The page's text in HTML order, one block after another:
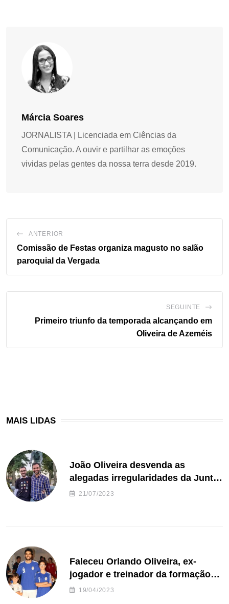
Márcia Soares
JORNALISTA | Licenciada em Ciências da
Comunicação. A ouvir e partilhar as emoções
vividas pelas gentes da nossa terra desde 2019.
ANTERIOR
Comissão de Festas organiza magusto no salão
paroquial da Vergada
SEGUINTE
Primeiro triunfo da temporada alcançando em
Oliveira de Azeméis
MAIS LIDAS
João Oliveira desvenda as
alegadas irregularidades da Junta
de Freguesia S. João de Ver
21/07/2023
Faleceu Orlando Oliveira, ex-
jogador e treinador da formação
de andebol do Feirense
19/04/2023